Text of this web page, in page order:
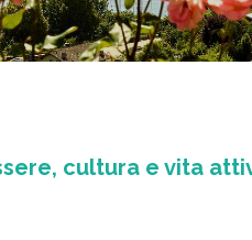
cultura e vita